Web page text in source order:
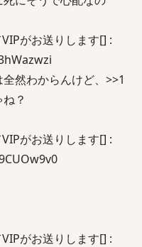
がお送りします[] :
然わからんけど、>>1
？
がお送りします[] :
がお送りします[] :